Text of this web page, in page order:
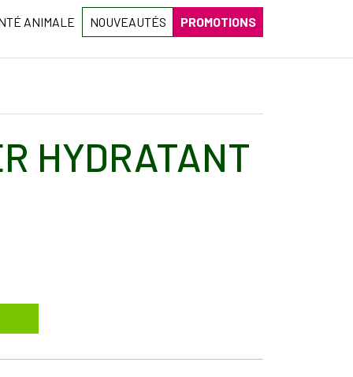
ANIMALE NOUVEAUTÉS PROMOTIONS
HYDRATANT